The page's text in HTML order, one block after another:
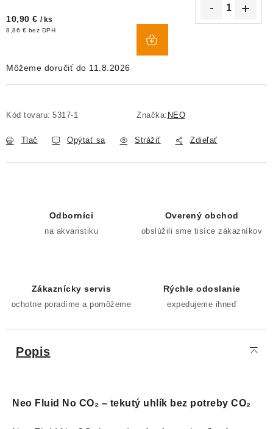
10,90 € / ks
8,86 € bez DPH
11.8.2026
Kód tovaru: 5317-1 Značka: NEO
Tlač Opýtať sa Strážiť Zdieľať
Odborníci
na akvaristiku
Overený obchod
obslúžili sme tisíce zákazníkov
Zákaznícky servis
ochotne poradíme a pomôžeme
Rýchle odoslanie
expedujeme ihneď
Popis
Neo Fluid No CO₂ – tekutý uhlík bez potreby CO₂